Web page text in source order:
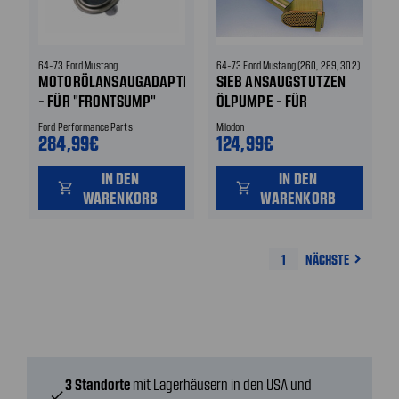
64-73 Ford Mustang
MOTORÖLANSAUGADAPTER
- FÜR "FRONTSUMP"
ÖLWANNEN
Ford Performance Parts
284,99€
shopping_cart
IN DEN
WARENKORB
64-73 Ford Mustang (260, 289, 302)
SIEB ANSAUGSTUTZEN
ÖLPUMPE - FÜR
MILODON 8 QT ÖLWANNE
Milodon
124,99€
shopping_cart
IN DEN
WARENKORB
1 NÄCHSTE navigate_next
3 Standorte mit Lagerhäusern in den USA und